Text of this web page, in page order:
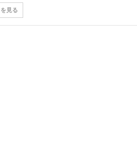
見る